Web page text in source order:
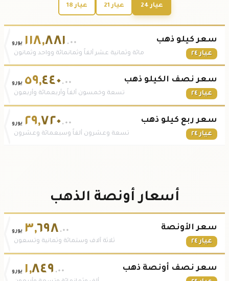
عيار 24 عيار 21 عيار 18
سعر كيلو ذهب
عيار ٢٤
١١٨,٨٨١ .٠٠ يورو
مائة وثمانية عشر ألفاً وثمانمائة وواحد وثمانون
سعر نصف الكيلو ذهب
عيار ٢٤
٥٩,٤٤٠.٠٠ يورو
تسعة وخمسون ألفاً وأربعمائة وأربعون
سعر ربع كيلو ذهب
عيار ٢٤
٢٩,٧٢٠.٠٠ يورو
تسعة وعشرون ألفاً وسبعمائة وعشرون
أسعار أونصة الذهب
سعر الأونصة
عيار ٢٤
٣,٦٩٨ .٠٠ يورو
ثلاثة آلاف وستمائة وثمانية وتسعون
سعر نصف أونصة ذهب ١,٨٤٩ .٠٠ يورو